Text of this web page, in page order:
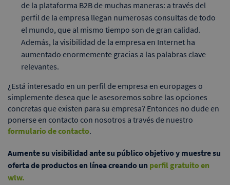
de la plataforma B2B de muchas maneras: a través del
perfil de la empresa llegan numerosas consultas de todo
el mundo, que al mismo tiempo son de gran calidad.
Además, la visibilidad de la empresa en Internet ha
aumentado enormemente gracias a las palabras clave
relevantes.
¿Está interesado en un perfil de empresa en europages o
simplemente desea que le asesoremos sobre las opciones
concretas que existen para su empresa? Entonces no dude en
ponerse en contacto con nosotros a través de nuestro
formulario de contacto.
Aumente su visibilidad ante su público objetivo y muestre su
oferta de productos en línea creando un perfil gratuito en
wlw.